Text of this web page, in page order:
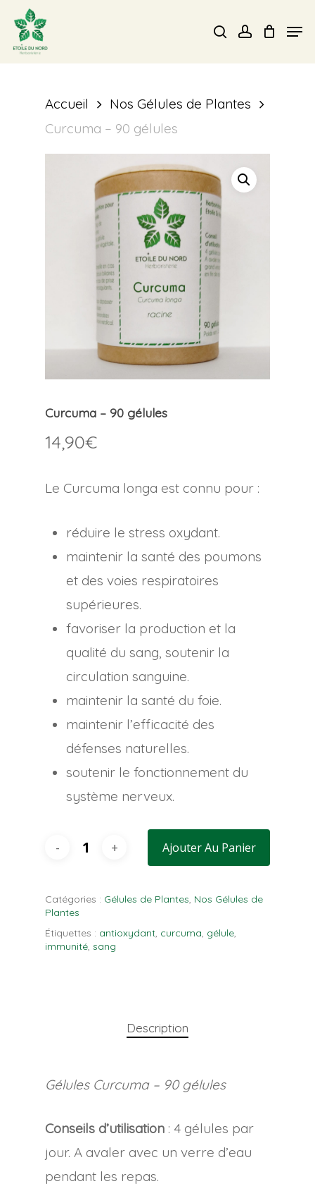
main
searchaccount
Accueil
Nos Gélules de Plantes
Curcuma – 90 gélules
Curcuma – 90 gélules
14,90€
Le Curcuma longa est connu pour :
réduire le stress oxydant.
maintenir la santé des poumons
et des voies respiratoires
supérieures.
favoriser la production et la
qualité du sang, soutenir la
circulation sanguine.
maintenir la santé du foie.
maintenir l’efficacité des
défenses naturelles.
soutenir le fonctionnement du
système nerveux.
Ajouter Au Panier
Catégories : Gélules de Plantes, Nos Gélules de
Plantes
Étiquettes : antioxydant, curcuma, gélule,
immunité, sang
Description
Gélules Curcuma – 90 gélules
Conseils d’utilisation : 4 gélules par
jour. A avaler avec un verre d’eau
pendant les repas.